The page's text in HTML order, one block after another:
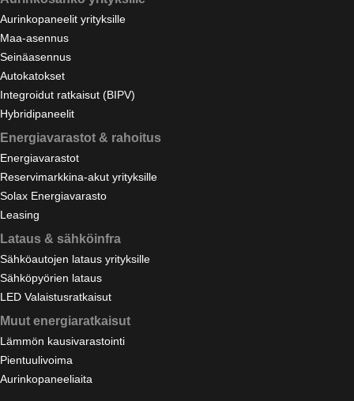
Aurinkopaneelit yrityksille
Maa-asennus
Seinäasennus
Autokatokset
Integroidut ratkaisut (BIPV)
Hybridipaneelit
Energiavarastot & rahoitus
Energiavarastot
Reservimarkkina-akut yrityksille
Solax Energiavarasto
Leasing
Lataus & sähköinfra
Sähköautojen lataus yrityksille
Sähköpyörien lataus
LED Valaistusratkaisut
Muut energiaratkaisut
Lämmön kausivarastointi
Pientuulivoima
Aurinkopaneeliaita